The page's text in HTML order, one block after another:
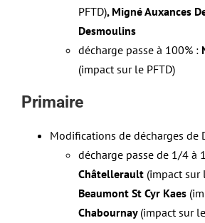
PFTD), Migné Auxances
Desmoulins
décharge passe à 100% :
(impact sur le PFTD)
Primaire
Modifications de décharges de
décharge passe de 1/4 à
Châtellerault (impact sur
Beaumont St Cyr Kaes
Chabournay (impact sur